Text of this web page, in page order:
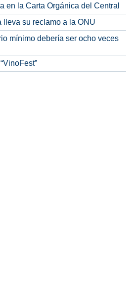
en la Carta Orgánica del Central
lleva su reclamo a la ONU
mínimo debería ser ocho veces